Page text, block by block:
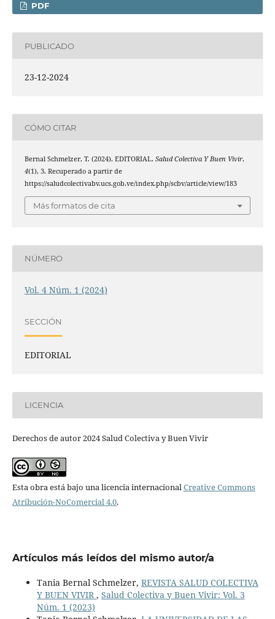
PDF
PUBLICADO
23-12-2024
CÓMO CITAR
Bernal Schmelzer, T. (2024). EDITORIAL. Salud Colectiva Y Buen Vivir,
4(1), 3. Recuperado a partir de
https://saludcolectivabv.ucs.gob.ve/index.php/scbv/article/view/183
Más formatos de cita
NÚMERO
Vol. 4 Núm. 1 (2024)
SECCIÓN
EDITORIAL
LICENCIA
Derechos de autor 2024 Salud Colectiva y Buen Vivir
Esta obra está bajo una licencia internacionalCreative Commons
Atribución-NoComercial 4.0.
Artículos más leídos del mismo autor/a
Tania Bernal Schmelzer, REVISTA SALUD COLECTIVA
Y BUEN VIVIR , Salud Colectiva y Buen Vivir: Vol. 3
Núm. 1 (2023)